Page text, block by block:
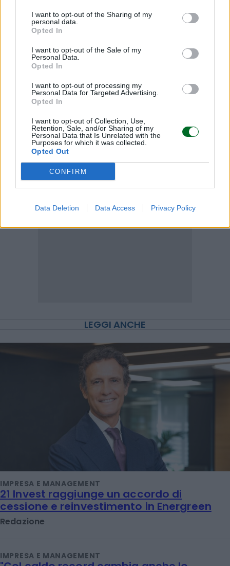
I want to opt-out of the Sharing of my
personal data.
Opted In
I want to opt-out of the Sale of my
Personal Data.
Opted In
I want to opt-out of processing my
Personal Data for Targeted Advertising.
Opted In
I want to opt-out of Collection, Use,
Retention, Sale, and/or Sharing of my
Personal Data that Is Unrelated with the
Purposes for which it was collected.
Opted Out
CONFIRM
Data Deletion Data Access Privacy Policy
© RIPRODUZIONE RISERVATA
milano cortina olimpiadi
Condividi
Scegli Moneta come fonte preferita
LEGGI ANCHE
IMPRESA E MANAGEMENT
21 Invest raggiunge un accordo di
cessione e reinvestimento in Energreen
Redazione
IMPRESA E MANAGEMENT